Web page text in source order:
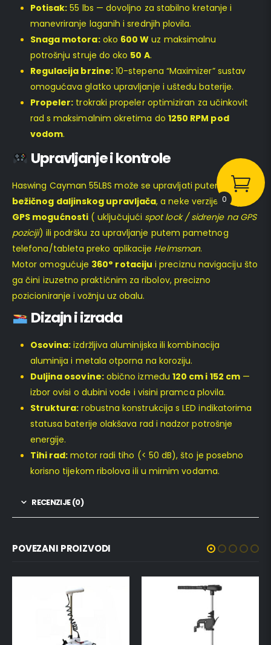
Potisak: 55 lbs — dovoljno za stabilno kretanje i
manevriranje laganih i srednjih plovila.
Snaga motora:oko 600 W uz maksimalnu
potrošnju struje do oko 50 A.
Regulacija brzine:10-stepena “Maximizer” sustav
omogućava glatko upravljanje i uštedu baterije.
Propeler: trokraki propeler optimiziran za učinkovit
rad s maksimalnim okretima do 1250 RPM pod
vodom.
Upravljanje i kontrole
Haswing Cayman 55LBS može se upravljati putem
bežičnog daljinskog upravljača, a neke verzije imaju i
GPS mogućnosti( uključujući spot lock / sidrenje na GPS
poziciji) ili podršku za upravljanje putem pametnog
telefona/tableta preko aplikacije Helmsman.
Motor omogućuje 360° rotaciju i preciznu navigaciju što
ga čini izuzetno praktičnim za ribolov, precizno
pozicioniranje i vožnju uz obalu.
Dizajn i izrada
Osovina: izdržljiva aluminijska ili kombinacija
aluminija i metala otporna na koroziju.
Duljina osovine:obično između 120 cm i 152 cm—
izbor ovisi o dubini vode i visini pramca plovila.
Struktura: robustna konstrukcija s LED indikatorima
statusa baterije olakšava rad i nadzor potrošnje
energije.
Tihi rad: motor radi tiho (< 50 dB), što je posebno
korisno tijekom ribolova ili u mirnim vodama.
RECENZIJE (0)
POVEZANI PROIZVODI
0